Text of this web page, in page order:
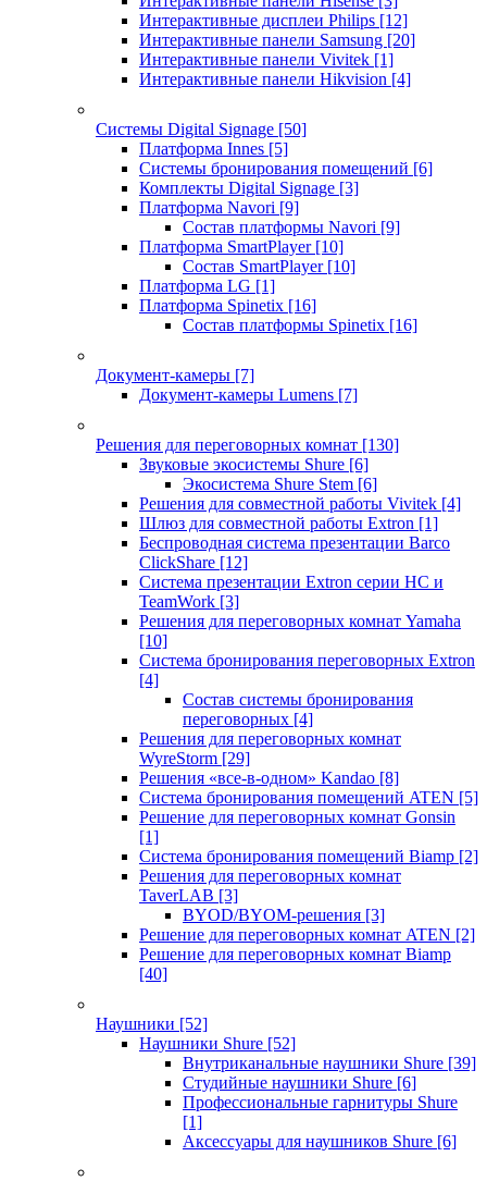
Интерактивные дисплеи Philips [12]
Интерактивные панели Samsung [20]
Интерактивные панели Vivitek [1]
Интерактивные панели Hikvision [4]
Системы Digital Signage [50]
Платформа Innes [5]
Системы бронирования помещений [6]
Комплекты Digital Signage [3]
Платформа Navori [9]
Состав платформы Navori [9]
Платформа SmartPlayer [10]
Состав SmartPlayer [10]
Платформа LG [1]
Платформа Spinetix [16]
Состав платформы Spinetix [16]
Документ-камеры [7]
Документ-камеры Lumens [7]
Решения для переговорных комнат [130]
Звуковые экосистемы Shure [6]
Экосистема Shure Stem [6]
Решения для совместной работы Vivitek [4]
Шлюз для совместной работы Extron [1]
Беспроводная система презентации Barco
ClickShare [12]
Система презентации Extron серии HC и
TeamWork [3]
Решения для переговорных комнат Yamaha
[10]
Система бронирования переговорных Extron
[4]
Состав системы бронирования
переговорных [4]
Решения для переговорных комнат
WyreStorm [29]
Решения «все-в-одном» Kandao [8]
Система бронирования помещений ATEN [5]
Решение для переговорных комнат Gonsin
[1]
Система бронирования помещений Biamp [2]
Решения для переговорных комнат
TaverLAB [3]
BYOD/BYOM-решения [3]
Решение для переговорных комнат ATEN [2]
Решение для переговорных комнат Biamp
[40]
Наушники [52]
Наушники Shure [52]
Внутриканальные наушники Shure [39]
Студийные наушники Shure [6]
Профессиональные гарнитуры Shure
[1]
Аксессуары для наушников Shure [6]